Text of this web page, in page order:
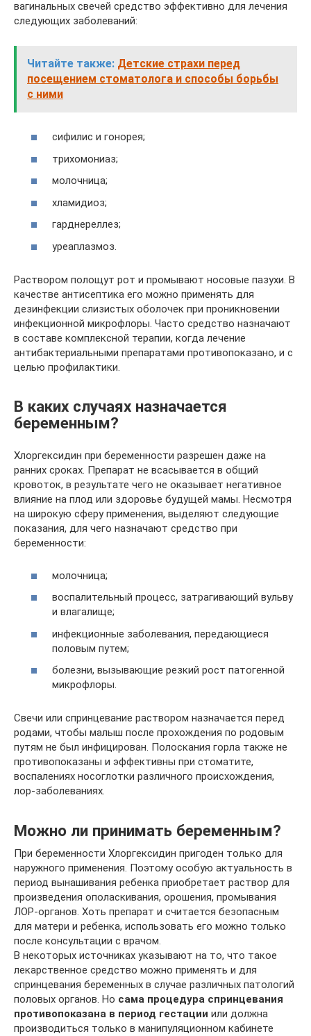
вагинальных свечей средство эффективно для лечения
следующих заболеваний:
Читайте также: Детские страхи перед
посещением стоматолога и способы борьбы
с ними
сифилис и гонорея;
трихомониаз;
молочница;
хламидиоз;
гарднереллез;
уреаплазмоз.
Раствором полощут рот и промывают носовые пазухи. В
качестве антисептика его можно применять для
дезинфекции слизистых оболочек при проникновении
инфекционной микрофлоры. Часто средство назначают
в составе комплексной терапии, когда лечение
антибактериальными препаратами противопоказано, и с
целью профилактики.
В каких случаях назначается
беременным?
Хлоргексидин при беременности разрешен даже на
ранних сроках. Препарат не всасывается в общий
кровоток, в результате чего не оказывает негативное
влияние на плод или здоровье будущей мамы. Несмотря
на широкую сферу применения, выделяют следующие
показания, для чего назначают средство при
беременности:
молочница;
воспалительный процесс, затрагивающий вульву
и влагалище;
инфекционные заболевания, передающиеся
половым путем;
болезни, вызывающие резкий рост патогенной
микрофлоры.
Свечи или спринцевание раствором назначается перед
родами, чтобы малыш после прохождения по родовым
путям не был инфицирован. Полоскания горла также не
противопоказаны и эффективны при стоматите,
воспалениях носоглотки различного происхождения,
лор-заболеваниях.
Можно ли принимать беременным?
При беременности Хлоргексидин пригоден только для
наружного применения. Поэтому особую актуальность в
период вынашивания ребенка приобретает раствор для
произведения ополаскивания, орошения, промывания
ЛОР-органов. Хоть препарат и считается безопасным
для матери и ребенка, использовать его можно только
после консультации с врачом.
В некоторых источниках указывают на то, что такое
лекарственное средство можно применять и для
спринцевания беременных в случае различных патологий
половых органов. Но сама процедура спринцевания
противопоказана в период гестации или должна
производиться только в манипуляционном кабинете